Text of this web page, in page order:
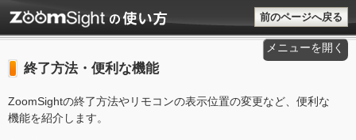
前のページへ戻る
終了方法・便利な機能
ZoomSightの終了方法やリモコンの表示位置の変更など、便利な
機能を紹介します。
メニューを開く